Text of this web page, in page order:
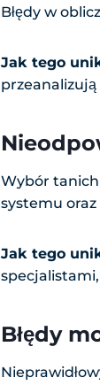
Błędy w
Jak tego
Wybór
systemu
Jak tego
Błędy